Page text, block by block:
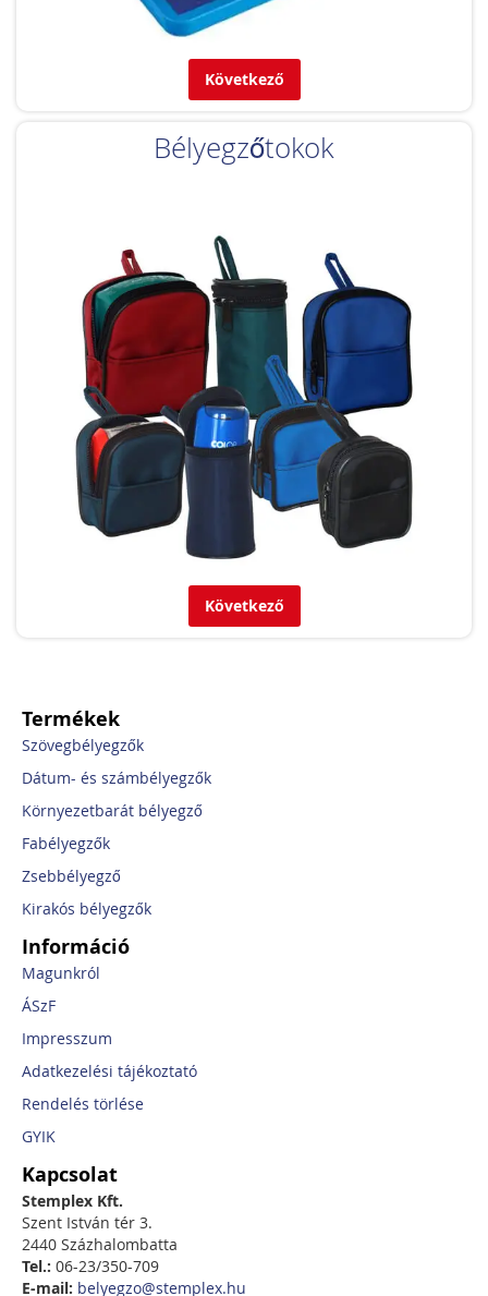
Következő
Bélyegzőtokok
Következő
Termékek
Szövegbélyegzők
Dátum- és számbélyegzők
Környezetbarát bélyegző
Fabélyegzők
Zsebbélyegző
Kirakós bélyegzők
Információ
Magunkról
ÁSzF
Impresszum
Adatkezelési tájékoztató
Rendelés törlése
GYIK
Kapcsolat
Stemplex Kft.
Szent István tér 3.
2440 Százhalombatta
Tel.: 06-23/350-709
E-mail: belyegzo@stemplex.hu